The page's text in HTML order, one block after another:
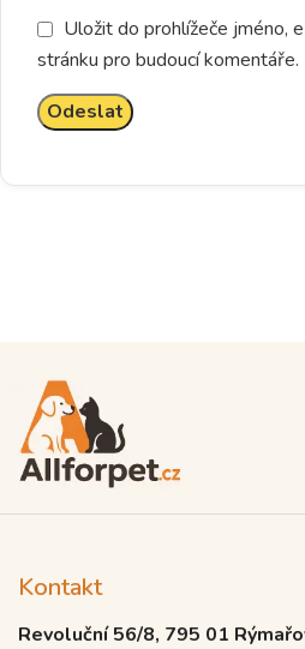
Uložit do prohlížeče jméno,
stránku pro budoucí komentáře.
Kontakt
Revoluční 56/8, 795 01